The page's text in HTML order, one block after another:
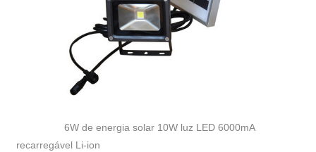
6W de energia solar 10W luz LED 6000mA
recarregável Li-ion